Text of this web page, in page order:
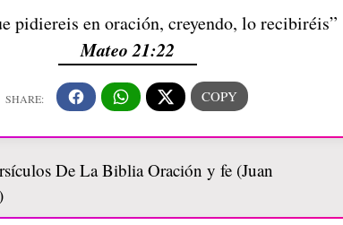
pidiereis en oración, creyendo, lo recibiréis”
Mateo 21:22